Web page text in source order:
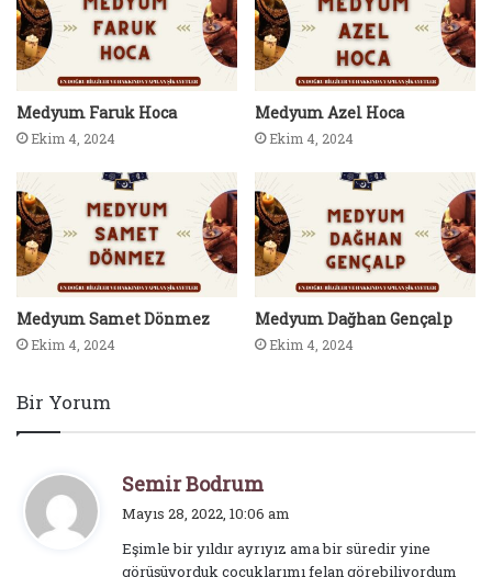
Medyum Faruk Hoca
Ekim 4, 2024
Medyum Azel Hoca
Ekim 4, 2024
Medyum Samet Dönmez
Ekim 4, 2024
Medyum Dağhan Gençalp
Ekim 4, 2024
Bir Yorum
Semir Bodrum
i
Mayıs 28, 2022, 10:06 am
Eşimle bir yıldır ayrıyız ama bir süredir yine
görüşüyorduk çocuklarımı felan görebiliyordum